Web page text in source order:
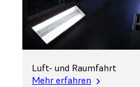
Luft- und Raumfahrt
Mehr erfahren